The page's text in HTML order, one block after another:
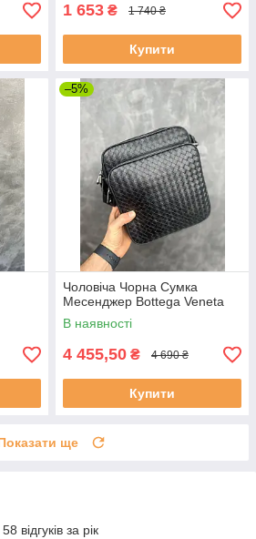
1 653 ₴ 1 740 ₴
Купити
–5%
Чоловіча Чорна Сумка
Месенджер Bottega Veneta
В наявності
4 455,50 ₴ 4 690 ₴
Купити
ще
відгуків за рік